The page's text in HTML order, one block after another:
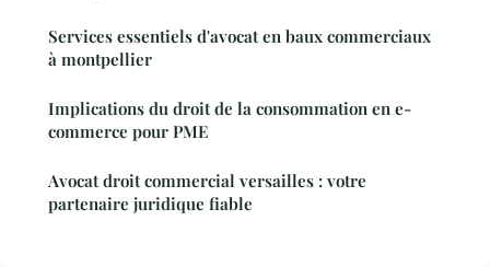
Services essentiels d'avocat en baux commerciaux
à montpellier
Implications du droit de la consommation en e-
commerce pour PME
Avocat droit commercial versailles : votre
partenaire juridique fiable